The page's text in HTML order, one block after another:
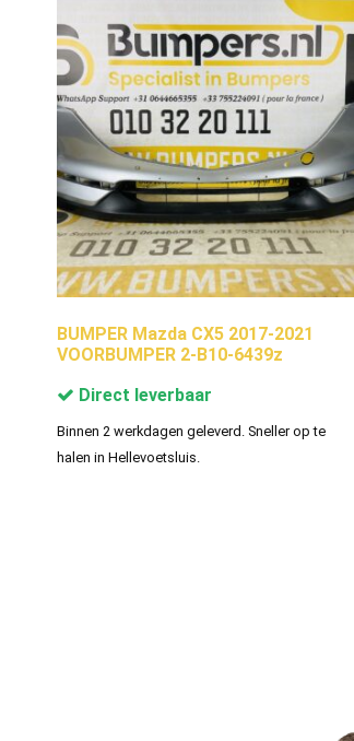
BUMPER Mazda CX5 2017-2021
VOORBUMPER 2-B10-6439z
Direct leverbaar
Binnen 2 werkdagen geleverd. Sneller op te
halen in Hellevoetsluis.